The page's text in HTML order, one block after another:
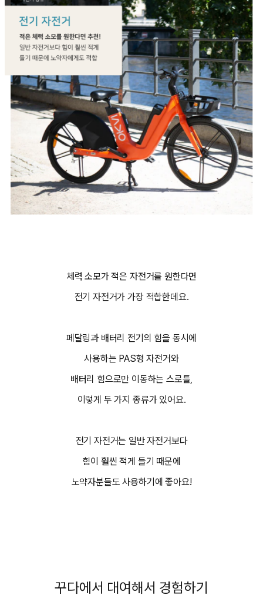
체력 소모가 적은 자전거를 원한다면
전기 자전거가 가장 적합한데요.
페달링과 배터리 전기의 힘을 동시에
사용하는 PAS형 자전거와
배터리 힘으로만 이동하는 스로틀,
이렇게 두 가지 종류가 있어요.
전기 자전거는 일반 자전거보다
힘이 훨씬 적게 들기 때문에
노약자분들도 사용하기에 좋아요!
꾸다에서 대여해서 경험하기